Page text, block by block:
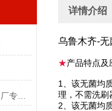
蔬菜冷冻干燥机（南京贝帝仪器厂专业生产）
详情介绍
乌鲁木齐-
★产品特点及
1、该无菌均
理，不需洗刷
2、该无菌均